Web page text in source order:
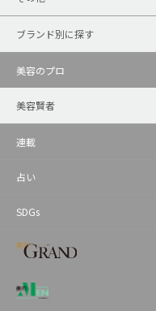
ブランド別に探す
美容のプロ
美容賢者
連載
占い
SDGs